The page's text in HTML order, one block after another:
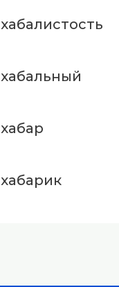
хабалистость
хабальный
хабар
хабарик